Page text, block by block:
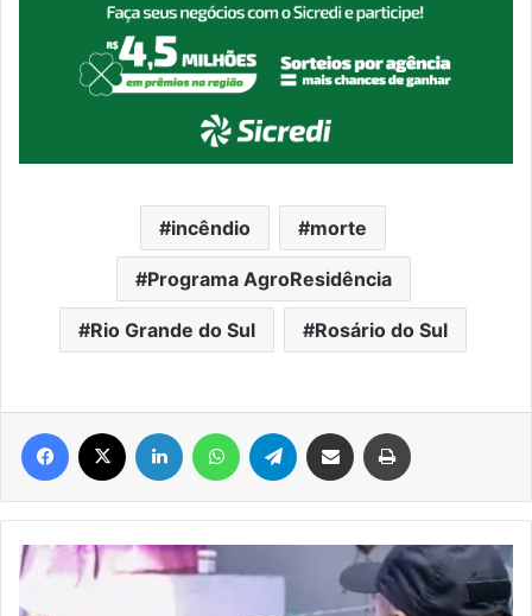
incêndio morte
Programa AgroResidência
Rio Grande do Sul Rosário do Sul
Facebook Linkedin WhatsAppTelegram Compartilhar via e-mail
RS
nomeia
414